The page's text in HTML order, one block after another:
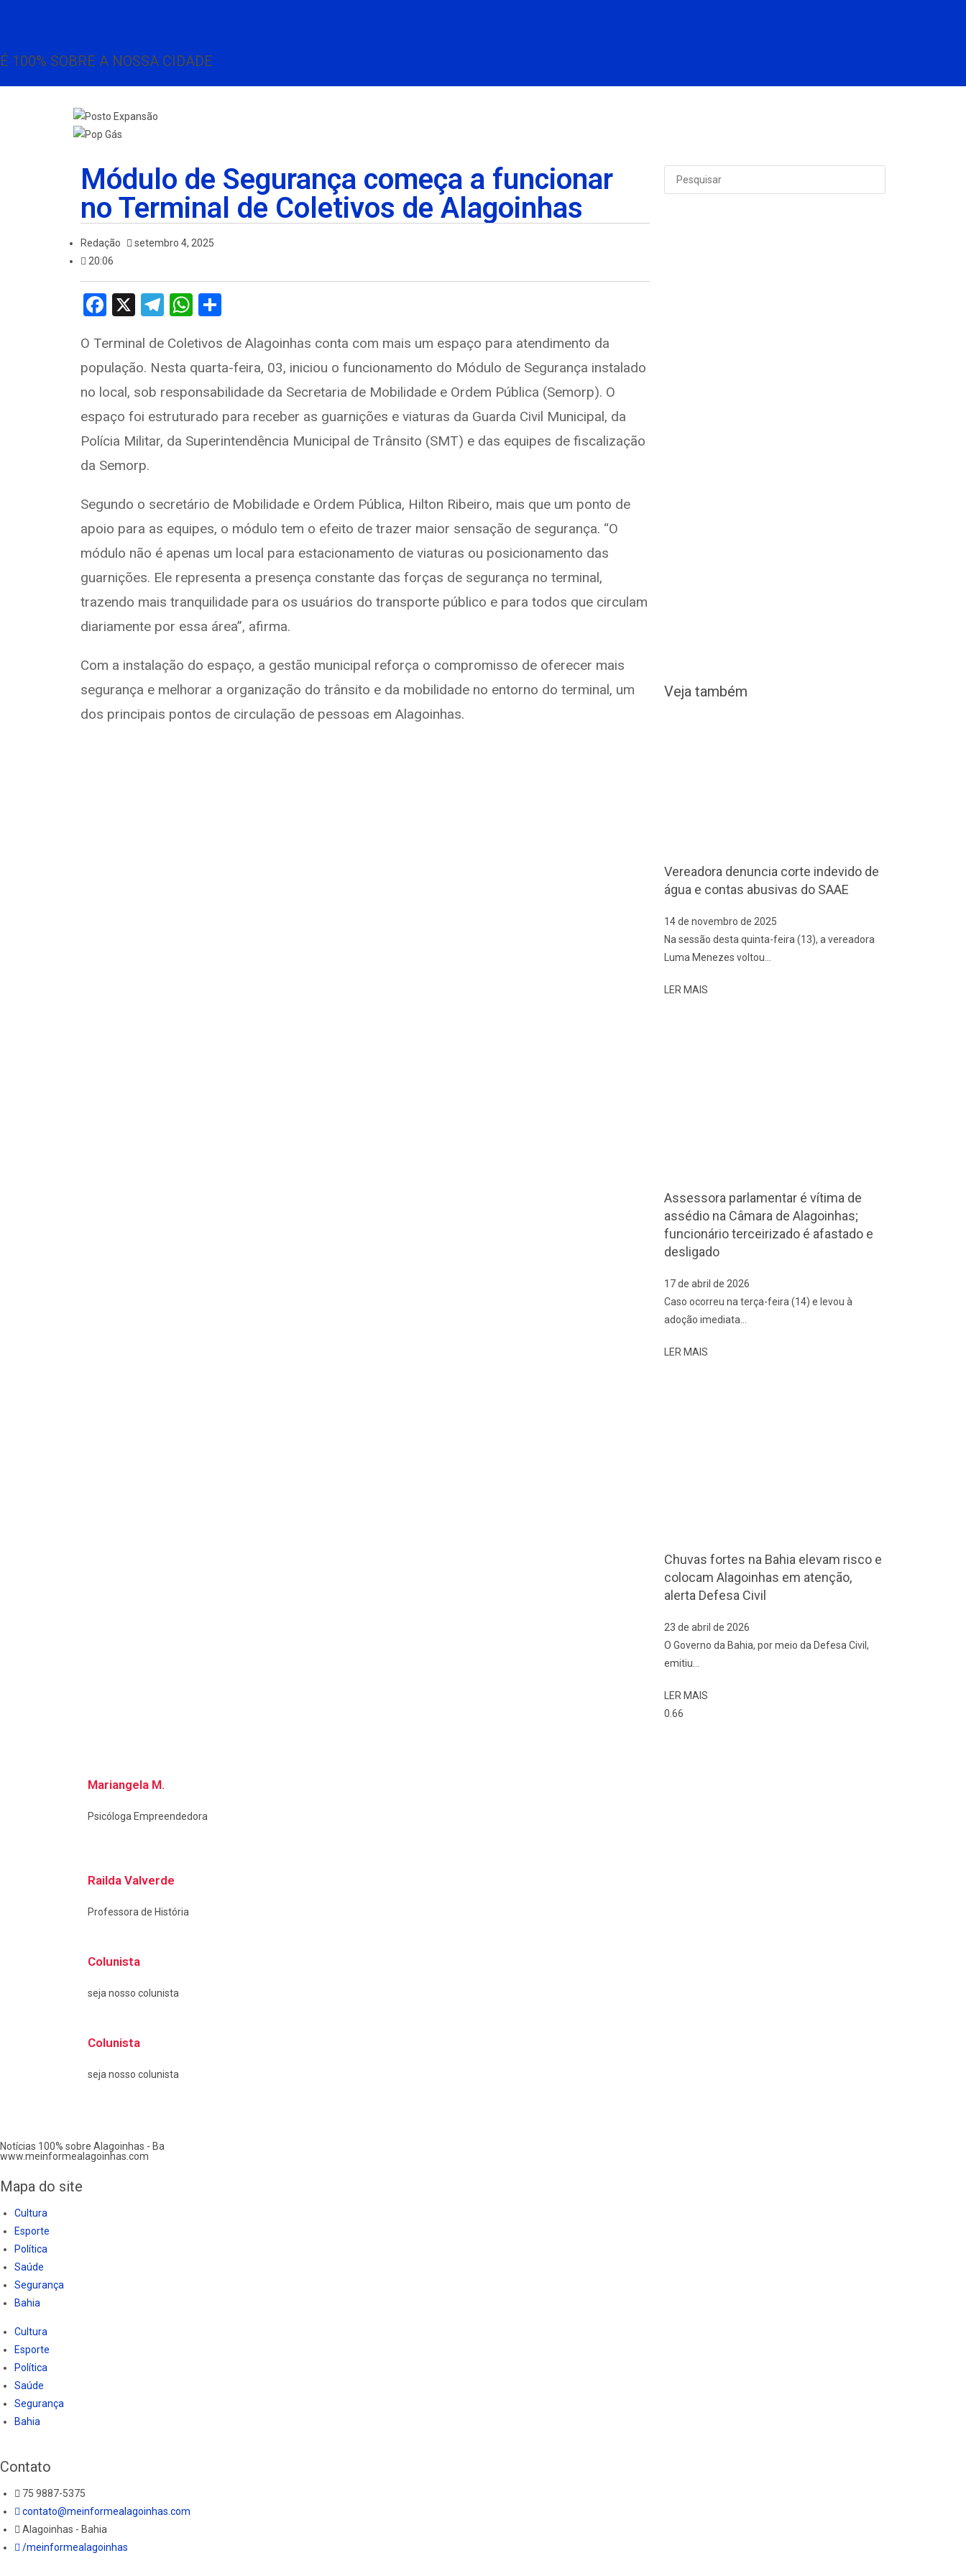
É 100% SOBRE A NOSSA CIDADE
Módulo de Segurança começa a funcionar
no Terminal de Coletivos de Alagoinhas
Redação
setembro 4, 2025
20:06
F
ce
b
o
o
k
X
T
e
gr
a
m
W
at
s
A
p
p
ar
e
O Terminal de Coletivos de Alagoinhas conta com mais um espaço para atendimento da
população. Nesta quarta-feira, 03, iniciou o funcionamento do Módulo de Segurança instalado
no local, sob responsabilidade da Secretaria de Mobilidade e Ordem Pública (Semorp). O
espaço foi estruturado para receber as guarnições e viaturas da Guarda Civil Municipal, da
Polícia Militar, da Superintendência Municipal de Trânsito (SMT) e das equipes de fiscalização
da Semorp.
Segundo o secretário de Mobilidade e Ordem Pública, Hilton Ribeiro, mais que um ponto de
apoio para as equipes, o módulo tem o efeito de trazer maior sensação de segurança. “O
módulo não é apenas um local para estacionamento de viaturas ou posicionamento das
guarnições. Ele representa a presença constante das forças de segurança no terminal,
trazendo mais tranquilidade para os usuários do transporte público e para todos que circulam
diariamente por essa área”, afirma.
Com a instalação do espaço, a gestão municipal reforça o compromisso de oferecer mais
segurança e melhorar a organização do trânsito e da mobilidade no entorno do terminal, um
dos principais pontos de circulação de pessoas em Alagoinhas.
Veja também
Vereadora denuncia corte indevido de
água e contas abusivas do SAAE
14 de novembro de 2025
Na sessão desta quinta-feira (13), a vereadora
Luma Menezes voltou
LER MAIS
Assessora parlamentar é vítima de
assédio na Câmara de Alagoinhas;
funcionário terceirizado é afastado e
desligado
17 de abril de 2026
Caso ocorreu na terça-feira (14) e levou à
adoção imediata
LER MAIS
Chuvas fortes na Bahia elevam risco e
colocam Alagoinhas em atenção,
alerta Defesa Civil
23 de abril de 2026
O Governo da Bahia, por meio da Defesa Civil,
emitiu
LER MAIS
Mariangela M.
Psicóloga Empreendedora
Railda Valverde
Professora de História
Colunista
seja nosso colunista
Colunista
seja nosso colunista
Notícias 100% sobre Alagoinhas - Ba
www.meinformealagoinhas.com
Mapa do site
Cultura
Esporte
Política
Saúde
Segurança
Bahia
Cultura
Esporte
Política
Saúde
Segurança
Bahia
Contato
75 9887-5375
contato@meinformealagoinhas.com
Alagoinhas - Bahia
/meinformealagoinhas